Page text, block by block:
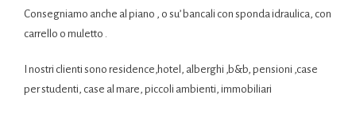
Consegniamo anche al piano , o su’ bancali con sponda idraulica, con
carrello o muletto .
I nostri clienti sono residence,hotel, alberghi ,b&b, pensioni ,case
per studenti, case al mare, piccoli ambienti, immobiliari